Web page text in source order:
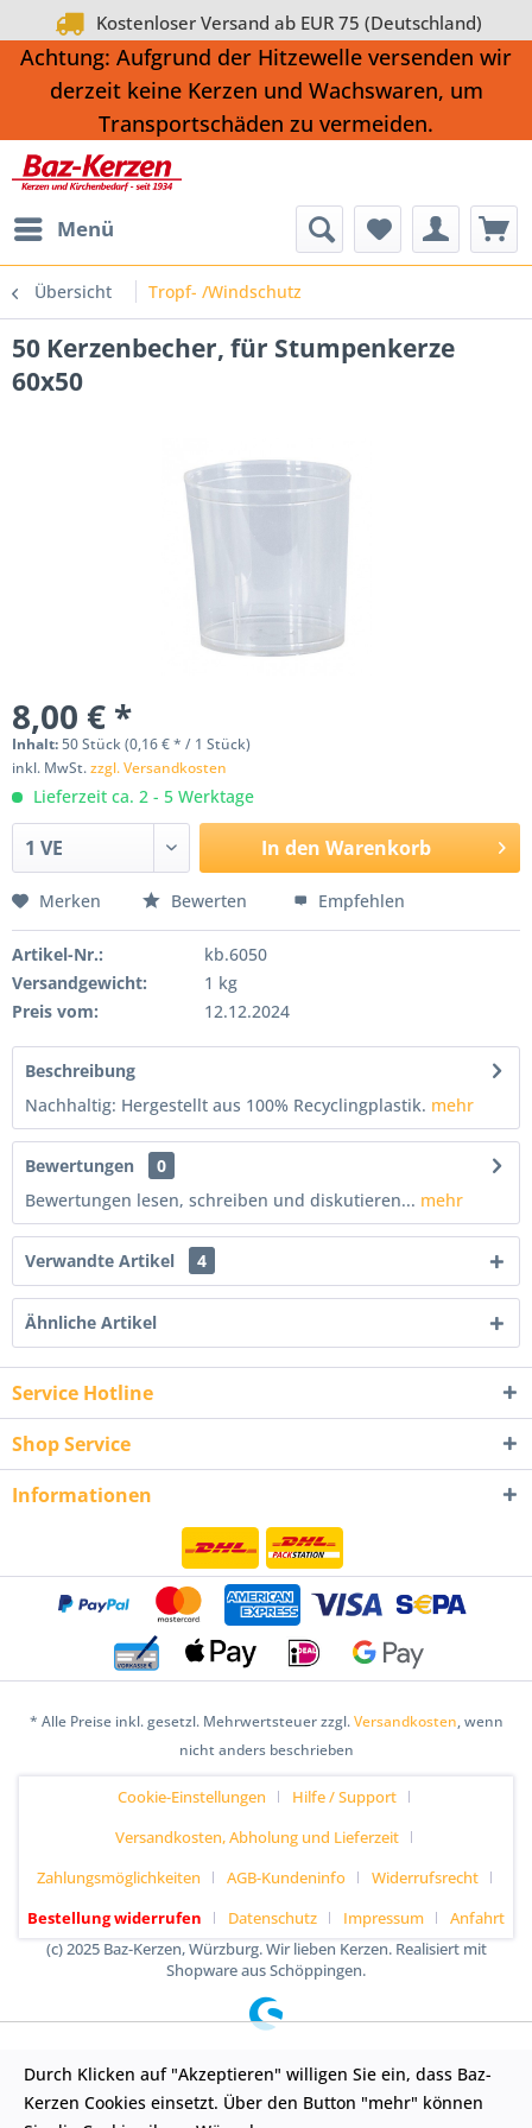
Kostenloser Versand ab EUR 75 (Deutschland)
Achtung: Aufgrund der Hitzewelle versenden wir
derzeit keine Kerzen und Wachswaren, um
Transportschäden zu vermeiden.
Menü
Übersicht Tropf- /Windschutz
50 Kerzenbecher, für Stumpenkerze
60x50
8,00 € *
Inhalt:50 Stück (0,16 € * / 1 Stück)
inkl. MwSt.zzgl. Versandkosten
Lieferzeit ca. 2 - 5 Werktage
In den Warenkorb
Merken Bewerten Empfehlen
Artikel-Nr.:
kb.6050
Versandgewicht:
1 kg
Preis vom:
12.12.2024
Beschreibung
Nachhaltig: Hergestellt aus 100% Recyclingplastik. mehr
Bewertungen
0
Bewertungen lesen, schreiben und diskutieren... mehr
Verwandte Artikel 4
Ähnliche Artikel
Service Hotline
Shop Service
Informationen
* Alle Preise inkl. gesetzl. Mehrwertsteuer zzgl.Versandkosten, wenn
nicht anders beschrieben
Cookie-Einstellungen
Hilfe / Support
Versandkosten, Abholung und Lieferzeit
Zahlungsmöglichkeiten
AGB-Kundeninfo
Widerrufsrecht
Bestellung widerrufen
Datenschutz Impressum
Anfahrt
(c) 2025 Baz-Kerzen, Würzburg. Wir lieben Kerzen. Realisiert mit
Shopware aus Schöppingen.
Durch Klicken auf "Akzeptieren" willigen Sie ein, dass Baz-
Kerzen Cookies einsetzt. Über den Button "mehr" können